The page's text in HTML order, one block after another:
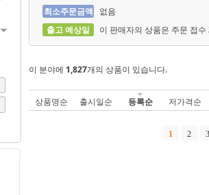
최소주문금액
없음
출고 예상일
이 판매자의 상품은 주문 접수
이 분야에 1,827개의 상품이 있습니다.
상품명순 출시일순 등록순 저가격순
1 2 3